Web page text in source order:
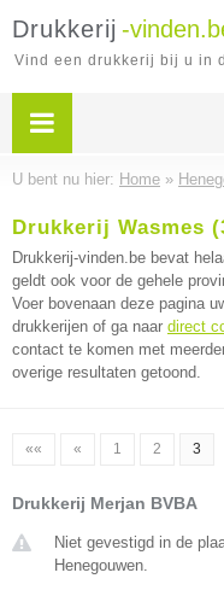
Drukkerij -
Vind een drukkerij bij u in
U bent nu hier: Home »
Drukkerij Wasmes
Drukkerij-vinden.be bevat
geldt ook voor de gehele
Voer bovenaan deze pagina
drukkerijen of ga naar direct
contact te komen met
overige resultaten getoond.
«« « 1 2 3
Drukkerij Merjan BVBA
Niet gevestigd in de
Henegouwen.